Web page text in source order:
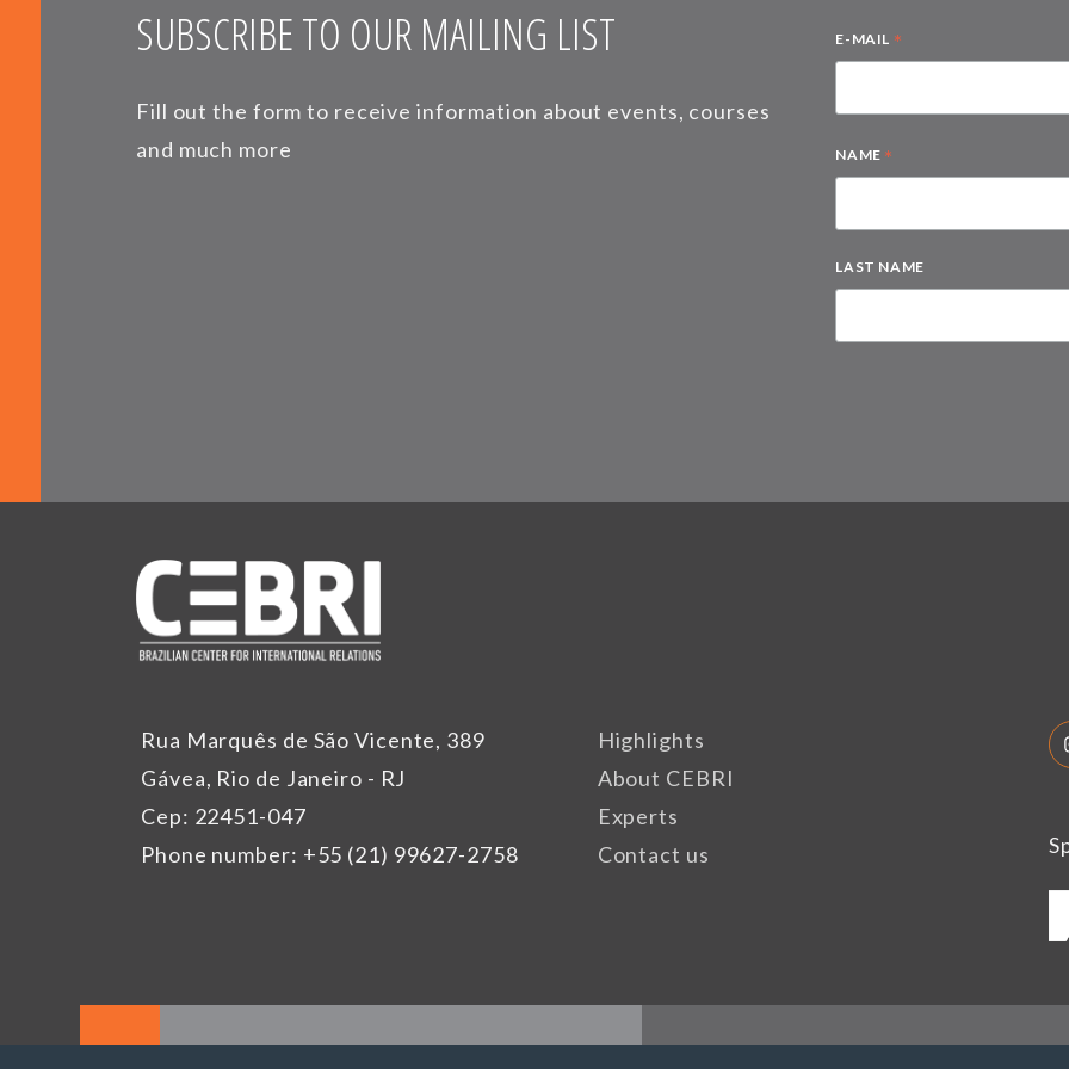
SUBSCRIBE TO OUR MAILING LIST
Fill out the form to receive information about events, courses
and much more
E-MAIL *
NAME *
LAST NAME
Rua Marquês de São Vicente, 389
Gávea, Rio de Janeiro - RJ
Cep: 22451-047
Phone number: +55 (21) 99627-2758
Highlights
About CEBRI
Experts
Contact us